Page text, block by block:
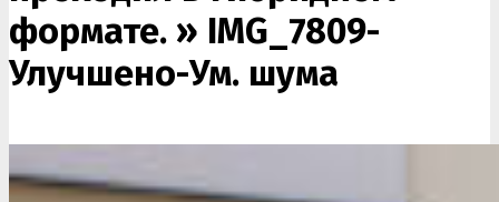
формате. » IMG_7809-
Улучшено-Ум. шума